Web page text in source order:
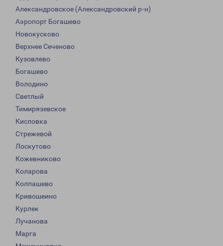
Александровское (Александровский р-н)
Аэропорт Богашево
Новокусково
Верхнее Сеченово
Кузовлево
Богашево
Володино
Светлый
Тимирязевское
Кисловка
Стрежевой
Лоскутово
Кожевниково
Коларова
Колпашево
Кривошеино
Курлек
Лучанова
Марга